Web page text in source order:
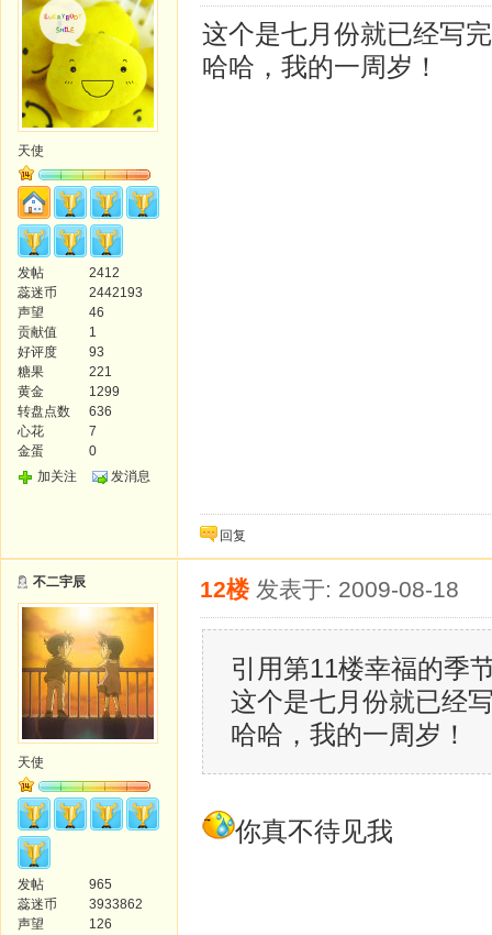
天使
发帖
2412
蕊迷币
2442193
声望
46
贡献值
1
好评度
93
糖果
221
黄金
1299
转盘点数
636
心花
7
金蛋
0
加关注
发消息
这个是七月份就已经写
哈哈，我的一周岁！
回复
不二宇辰
天使
发帖
965
蕊迷币
3933862
声望
126
12楼 发表于: 2009-08-18
引用第11楼幸福的季
这个是七月份就已经
哈哈，我的一周岁！
你真不待见我